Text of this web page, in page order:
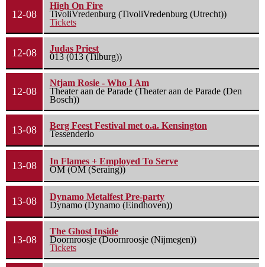
12-08
High On Fire
TivoliVredenburg (TivoliVredenburg (Utrecht))
Tickets
12-08
Judas Priest
013 (013 (Tilburg))
12-08
Ntjam Rosie - Who I Am
Theater aan de Parade (Theater aan de Parade (Den
Bosch))
13-08
Berg Feest Festival met o.a. Kensington
Tessenderlo
13-08
In Flames + Employed To Serve
OM (OM (Seraing))
13-08
Dynamo Metalfest Pre-party
Dynamo (Dynamo (Eindhoven))
13-08
The Ghost Inside
Doornroosje (Doornroosje (Nijmegen))
Tickets